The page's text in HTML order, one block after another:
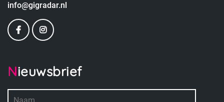
info@gigradar.nl
Nieuwsbrief